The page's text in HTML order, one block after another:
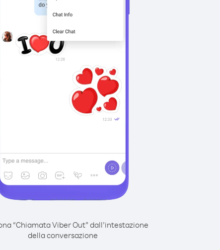
“Chiamata Viber Out” dall’intestazione
della conversazione